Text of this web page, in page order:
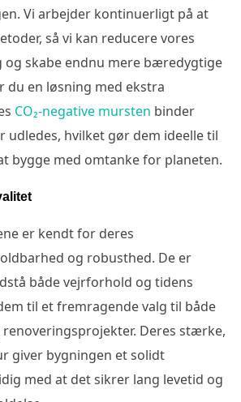
Vi arbejder kontinuerligt på at
så vi kan reducere vores
skabe endnu mere bæredygtige
du en løsning med ekstra
CO₂-negative mursten binder
udledes, hvilket gør dem ideelle til
bygge med omtanke for planeten.
er kendt for deres
og robusthed. De er
både vejrforhold og tidens
til et fremragende valg til både
Deres stærke,
giver bygningen et solidt
med at det sikrer lang levetid og